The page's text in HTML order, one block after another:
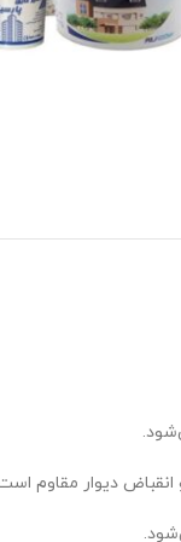
انقباض دیوار مقاوم